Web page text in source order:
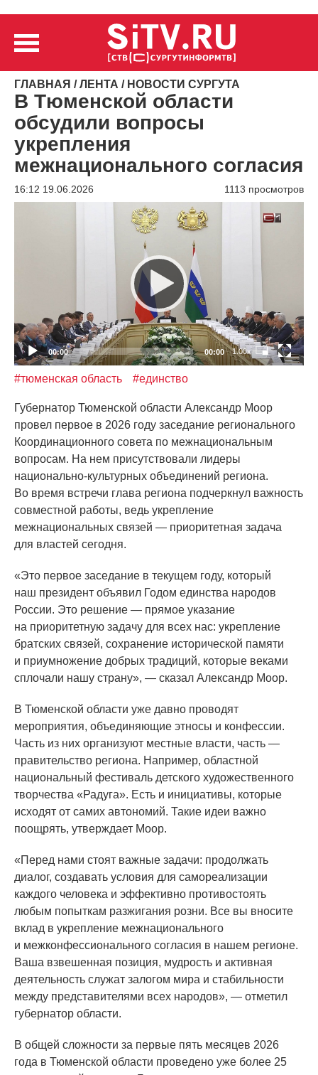
ГЛАВНАЯ /ЛЕНТА / НОВОСТИ СУРГУТА
В Тюменской области
обсудили вопросы
укрепления
межнационального согласия
16:12 19.06.2026 1113 просмотров
00:00 00:00 1.00x
#тюменская область #единство
Губернатор Тюменской области Александр Моор
провел первое в 2026 году заседание регионального
Координационного совета по межнациональным
вопросам. На нем присутствовали лидеры
национально-культурных объединений региона.
Во время встречи глава региона подчеркнул важность
совместной работы, ведь укрепление
межнациональных связей — приоритетная задача
для властей сегодня.
«Это первое заседание в текущем году, который
наш президент объявил Годом единства народов
России. Это решение — прямое указание
на приоритетную задачу для всех нас: укрепление
братских связей, сохранение исторической памяти
и приумножение добрых традиций, которые веками
сплочали нашу страну», — сказал Александр Моор.
В Тюменской области уже давно проводят
мероприятия, объединяющие этносы и конфессии.
Часть из них организуют местные власти, часть —
правительство региона. Например, областной
национальный фестиваль детского художественного
творчества «Радуга». Есть и инициативы, которые
исходят от самих автономий. Такие идеи важно
поощрять, утверждает Моор.
«Перед нами стоят важные задачи: продолжать
диалог, создавать условия для самореализации
каждого человека и эффективно противостоять
любым попыткам разжигания розни. Все вы вносите
вклад в укрепление межнационального
и межконфессионального согласия в нашем регионе.
Ваша взвешенная позиция, мудрость и активная
деятельность служат залогом мира и стабильности
между представителями всех народов», — отметил
губернатор области.
В общей сложности за первые пять месяцев 2026
года в Тюменской области проведено уже более 25